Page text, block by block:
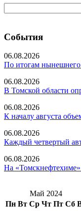
События
06.08.2026
По итогам нынешнего
06.08.2026
В Томской области
06.08.2026
К началу августа
06.08.2026
Каждый четвертый
06.08.2026
На
Май 2024
Пн Вт Ср Чт Пт Сб